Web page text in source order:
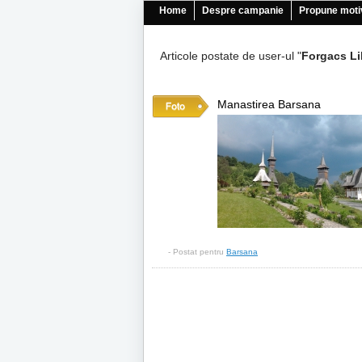
Home Despre campanie Propune
Articole postate de user-ul "Forgacs
Manastirea Barsana
- Postat pentru Barsana